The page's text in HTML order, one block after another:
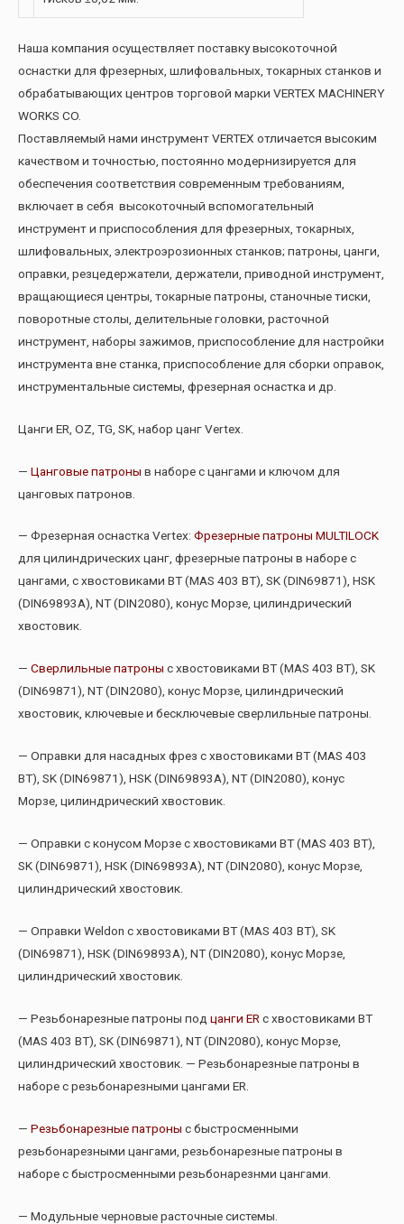
Наша компания осуществляет поставку высокоточной
оснастки для фрезерных, шлифовальных, токарных станков и
обрабатывающих центров торговой марки VERTEX MACHINERY
WORKS CO.
Поставляемый нами инструмент VERTEX отличается высоким
качеством и точностью, постоянно модернизируется для
обеспечения соответствия современным требованиям,
включает в себя высокоточный вспомогательный
инструмент и приспособления для фрезерных, токарных,
шлифовальных, электроэрозионных станков; патроны, цанги,
оправки, резцедержатели, держатели, приводной инструмент,
вращающиеся центры, токарные патроны, станочные тиски,
поворотные столы, делительные головки, расточной
инструмент, наборы зажимов, приспособление для настройки
инструмента вне станка, приспособление для сборки оправок,
инструментальные системы, фрезерная оснастка и др.
Цанги ER, OZ, TG, SK, набор цанг Vertex.
— Цанговые патроны в наборе с цангами и ключом для
цанговых патронов.
— Фрезерная оснастка Vertex: Фрезерные патроны MULTILOCK
для цилиндрических цанг, фрезерные патроны в наборе с
цангами, с хвостовиками BT (MAS 403 BT), SK (DIN69871), HSK
(DIN69893A), NT (DIN2080), конус Морзе, цилиндрический
хвостовик.
— Сверлильные патроны с хвостовиками BT (MAS 403 BT), SK
(DIN69871), NT (DIN2080), конус Морзе, цилиндрический
хвостовик, ключевые и бесключевые сверлильные патроны.
— Оправки для насадных фрез c хвостовиками BT (MAS 403
BT), SK (DIN69871), HSK (DIN69893A), NT (DIN2080), конус
Морзе, цилиндрический хвостовик.
— Оправки с конусом Морзе c хвостовиками BT (MAS 403 BT),
SK (DIN69871), HSK (DIN69893A), NT (DIN2080), конус Морзе,
цилиндрический хвостовик.
— Оправки Weldon c хвостовиками BT (MAS 403 BT), SK
(DIN69871), HSK (DIN69893A), NT (DIN2080), конус Морзе,
цилиндрический хвостовик.
— Резьбонарезные патроны под цанги ER с хвостовиками BT
(MAS 403 BT), SK (DIN69871), NT (DIN2080), конус Морзе,
цилиндрический хвостовик. — Резьбонарезные патроны в
наборе с резьбонарезными цангами ER.
— Резьбонарезные патроны с быстросменными
резьбонарезными цангами, резьбонарезные патроны в
наборе с быстросменными резьбонарезнми цангами.
— Модульные черновые расточные системы.